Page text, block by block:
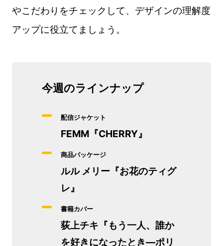
やこだわりをチェックして、デザインの理解度
アップに役立てましょう。
今週のラインナップ
配信ジャケット
FEMM『CHERRY』
商品パッケージ
ルル メリー『お花のティグ
レ』
書籍カバー
荻上チキ『もう一人、誰か
を好きになったとき―ポリ